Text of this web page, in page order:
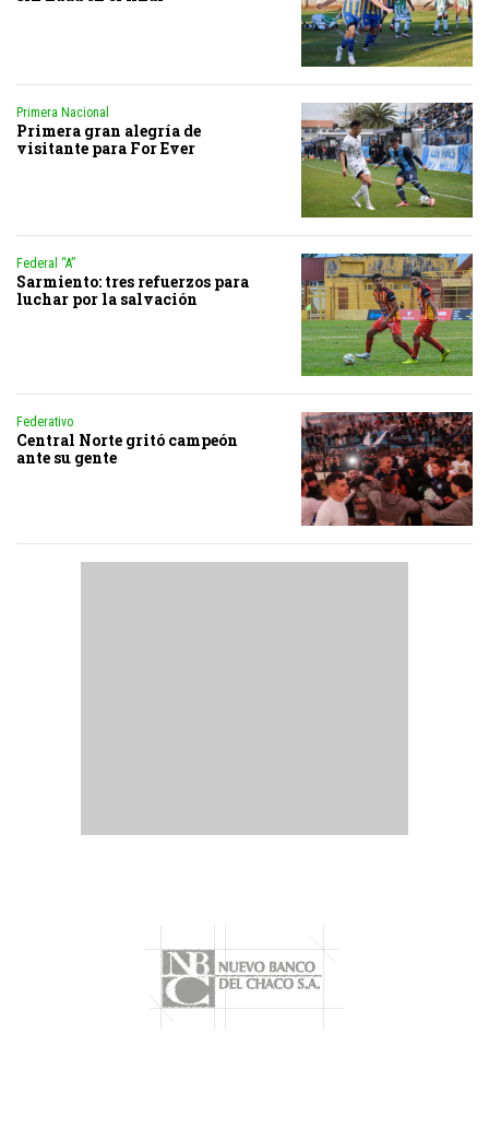
Primera Nacional
Primera gran alegría de
visitante para For Ever
Federal “A”
Sarmiento: tres refuerzos para
luchar por la salvación
Federativo
Central Norte gritó campeón
ante su gente